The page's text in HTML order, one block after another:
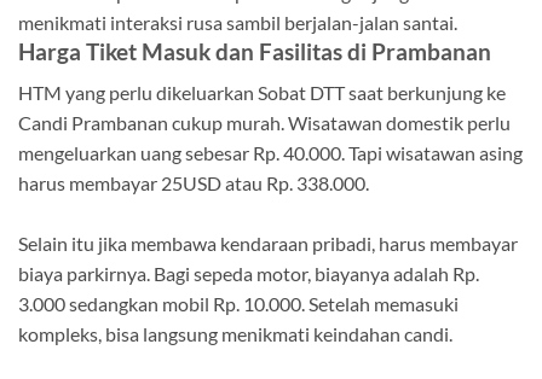
menikmati interaksi rusa sambil berjalan-jalan santai.
Harga Tiket Masuk dan Fasilitas di Prambanan
HTM yang perlu dikeluarkan Sobat DTT saat berkunjung ke
Candi Prambanan cukup murah. Wisatawan domestik perlu
mengeluarkan uang sebesar Rp. 40.000. Tapi wisatawan asing
harus membayar 25USD atau Rp. 338.000.
Selain itu jika membawa kendaraan pribadi, harus membayar
biaya parkirnya. Bagi sepeda motor, biayanya adalah Rp.
3.000 sedangkan mobil Rp. 10.000. Setelah memasuki
kompleks, bisa langsung menikmati keindahan candi.